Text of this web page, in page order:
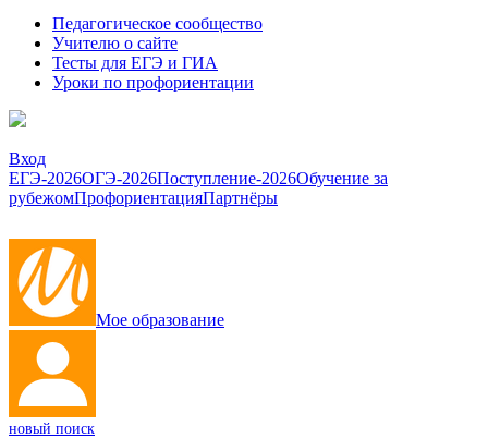
Педагогическое сообщество
Учителю о сайте
Тесты для ЕГЭ и ГИА
Уроки по профориентации
Вход
ЕГЭ-2026ОГЭ-2026Поступление-2026Обучение за
рубежомПрофориентацияПартнёры
Мое образование
новый поиск